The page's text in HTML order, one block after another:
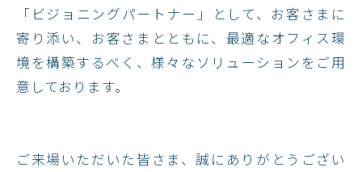
「ビジョニングパートナー」として、お客さまに
寄り添い、お客さまとともに、最適なオフィス環
境を構築するべく、様々なソリューションをご用
意しております。
ご来場いただいた皆さま、誠にありがとうござい